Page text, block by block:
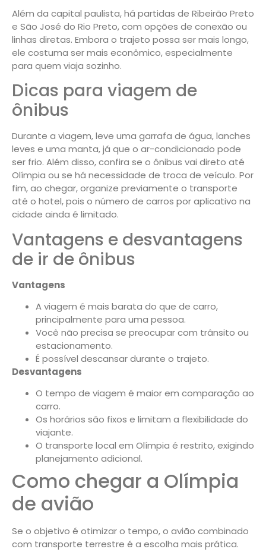
Além da capital paulista, há partidas de Ribeirão Preto
e São José do Rio Preto, com opções de conexão ou
linhas diretas. Embora o trajeto possa ser mais longo,
ele costuma ser mais econômico, especialmente
para quem viaja sozinho.
Dicas para viagem de
ônibus
Durante a viagem, leve uma garrafa de água, lanches
leves e uma manta, já que o ar-condicionado pode
ser frio. Além disso, confira se o ônibus vai direto até
Olímpia ou se há necessidade de troca de veículo. Por
fim, ao chegar, organize previamente o transporte
até o hotel, pois o número de carros por aplicativo na
cidade ainda é limitado.
Vantagens e desvantagens
de ir de ônibus
Vantagens
A viagem é mais barata do que de carro,
principalmente para uma pessoa.
Você não precisa se preocupar com trânsito ou
estacionamento.
É possível descansar durante o trajeto.
Desvantagens
O tempo de viagem é maior em comparação ao
carro.
Os horários são fixos e limitam a flexibilidade do
viajante.
O transporte local em Olímpia é restrito, exigindo
planejamento adicional.
Como chegar a Olímpia
de avião
Se o objetivo é otimizar o tempo, o avião combinado
com transporte terrestre é a escolha mais prática.